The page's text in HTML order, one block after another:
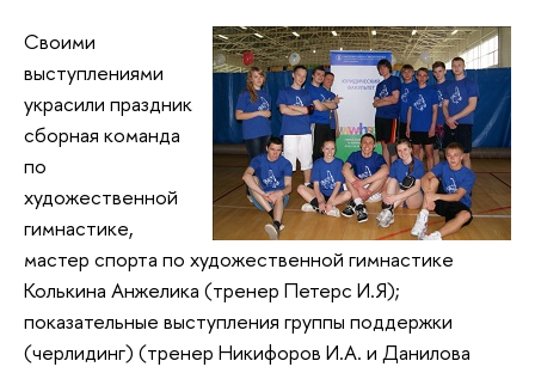
Своими
выступлениями
украсили праздник
сборная команда
по
художественной
гимнастике,
мастер спорта по художественной гимнастике
Колькина Анжелика (тренер Петерс И.Я);
показательные выступления группы поддержки
(черлидинг) (тренер Никифоров И.А. и Данилова